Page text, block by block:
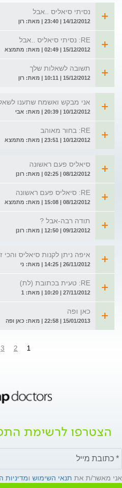
נסיתי סיאליס ..אבל
14/12/2012 | 23:40 | מאת: רון
RE: נסיתי סיאליס ..אבל
15/12/2012 | 02:49 | מאת: מתמצא
תשובה לשאלות שלך
15/12/2012 | 10:11 | מאת: רון
אני מבקש ואשמח שתענו
10/12/2012 | 20:39 | מאת: אבי
RE: בחור מאוהב
10/12/2012 | 23:51 | מאת: מתמצא
סיאליס פעם ראשונה
08/12/2012 | 02:25 | מאת: רונן
RE: סיאליס פעם ראשונה
08/12/2012 | 15:08 | מאת: מתמצא
תודה רבה-אבל ?
09/12/2012 | 12:50 | מאת: רונן
איפה ניתן לקנות סיאליס והכי
26/11/2012 | 14:25 | מאת: ני
RE: טעית בכתובת (לת)
27/11/2012 | 10:20 | מאת: 1
כאן ופה
15/01/2013 | 22:58 | מאת: כאן ופה
1
2
3
הצטרפו לרשימת
אני מאשר/ת את תנאי השימוש ומדיניות